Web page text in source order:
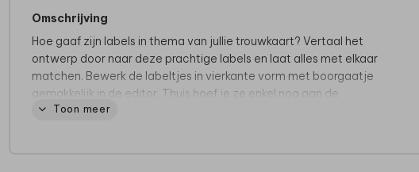
Omschrijving
Hoe gaaf zijn labels in thema van jullie trouwkaart? Vertaal het
ontwerp door naar deze prachtige labels en laat alles met elkaar
matchen. Bewerk de labeltjes in vierkante vorm met boorgaatje
gemakkelijk in de editor. Thuis hoef je ze enkel nog aan de
trouwkaart te bevestigen met passend
Toon meer